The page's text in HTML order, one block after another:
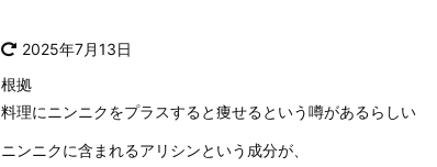
2025年7月13日
根拠
料理にニンニクをプラスすると痩せるという噂があるらしい
ニンニクに含まれるアリシンという成分が、